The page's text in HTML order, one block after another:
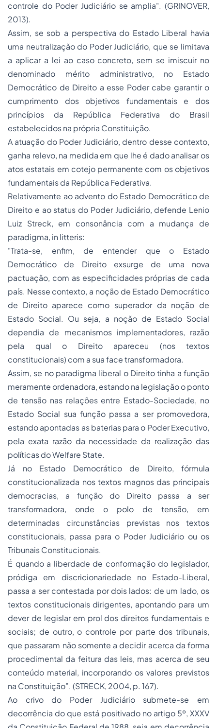
controle do Poder Judiciário se amplia". (GRINOVER,
2013).
Assim, se sob a perspectiva do Estado Liberal havia
uma neutralização do Poder Judiciário, que se limitava
a aplicar a lei ao caso concreto, sem se imiscuir no
denominado mérito administrativo, no Estado
Democrático de Direito a esse Poder cabe garantir o
cumprimento dos objetivos fundamentais e dos
princípios da República Federativa do Brasil
estabelecidos na própria Constituição.
A atuação do Poder Judiciário, dentro desse contexto,
ganha relevo, na medida em que lhe é dado analisar os
atos estatais em cotejo permanente com os objetivos
fundamentais da República Federativa.
Relativamente ao advento do Estado Democrático de
Direito e ao status do Poder Judiciário, defende Lenio
Luiz Streck, em consonância com a mudança de
paradigma, in litteris:
"Trata-se, enfim, de entender que o Estado
Democrático de Direito exsurge de uma nova
pactuação, com as especificidades próprias de cada
país. Nesse contexto, a noção de Estado Democrático
de Direito aparece como superador da noção de
Estado Social. Ou seja, a noção de Estado Social
dependia de mecanismos implementadores, razão
pela qual o Direito apareceu (nos textos
constitucionais) com a sua face transformadora.
Assim, se no paradigma liberal o Direito tinha a função
meramente ordenadora, estando na legislação o ponto
de tensão nas relações entre Estado-Sociedade, no
Estado Social sua função passa a ser promovedora,
estando apontadas as baterias para o Poder Executivo,
pela exata razão da necessidade da realização das
políticas do Welfare State.
Já no Estado Democrático de Direito, fórmula
constitucionalizada nos textos magnos das principais
democracias, a função do Direito passa a ser
transformadora, onde o polo de tensão, em
determinadas circunstâncias previstas nos textos
constitucionais, passa para o Poder Judiciário ou os
Tribunais Constitucionais.
É quando a liberdade de conformação do legislador,
pródiga em discricionariedade no Estado-Liberal,
passa a ser contestada por dois lados: de um lado, os
textos constitucionais dirigentes, apontando para um
dever de legislar em prol dos direitos fundamentais e
sociais; de outro, o controle por parte dos tribunais,
que passaram não somente a decidir acerca da forma
procedimental da feitura das leis, mas acerca de seu
conteúdo material, incorporando os valores previstos
na Constituição”. (STRECK, 2004, p. 167).
Ao crivo do Poder Judiciário submete-se em
decorrência do que está positivado no artigo 5º, XXXV